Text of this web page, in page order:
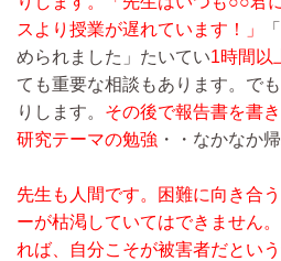
スより授業が遅れています！」
められました」たいてい1時間以
ても重要な相談もあります。で
りします。 その後で報告書を書
研究テーマの勉強 ・・なかなか
先生も人間です。困難に向き合
ーが枯渇していてはできません。
れば、自分こそが被害者だとい